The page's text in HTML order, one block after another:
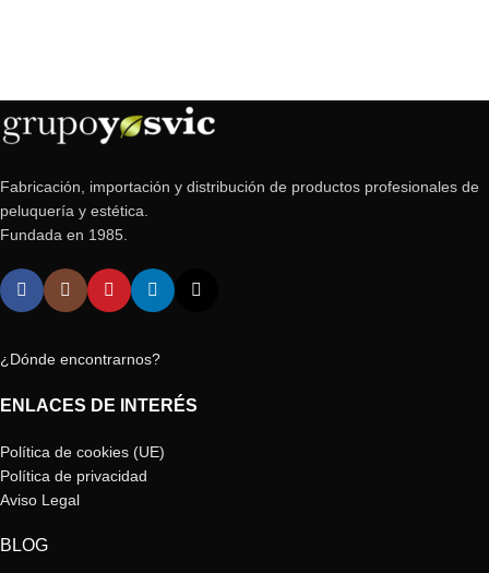
Fabricación, importación y distribución de productos profesionales de
peluquería y estética.
Fundada en 1985.
¿Dónde encontrarnos?
ENLACES DE INTERÉS
Política de cookies (UE)
Política de privacidad
Aviso Legal
BLOG